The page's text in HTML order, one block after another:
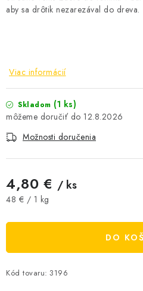
ČOKOLÁDA
VÝŽIVOVÉ DOPLNKY
Kamenná predajňa
Kontakty
Ochrana osobných údajov
Vrátenie tovaru, výmena a
aby sa drôtik nezarezával do dreva.
Viac informácií
Skladom (1 ks)
12.8.2026
Možnosti doručenia
4,80 € / ks
Jednotková cena:
48 € / 1 kg
DO
Kód tovaru: 3196